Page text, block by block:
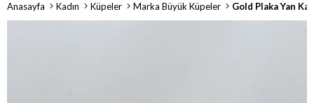
Anasayfa Kadın Küpeler Marka Büyük Küpeler Gold Plaka Yan